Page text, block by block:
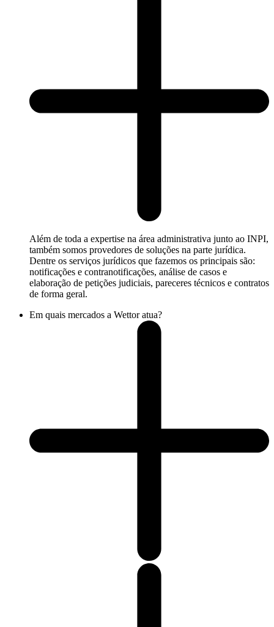
Além de toda a expertise na área administrativa junto ao INPI,
também somos provedores de soluções na parte jurídica.
Dentre os serviços jurídicos que fazemos os principais são:
notificações e contranotificações, análise de casos e
elaboração de petições judiciais, pareceres técnicos e contratos
de forma geral.
Em quais mercados a Wettor atua?